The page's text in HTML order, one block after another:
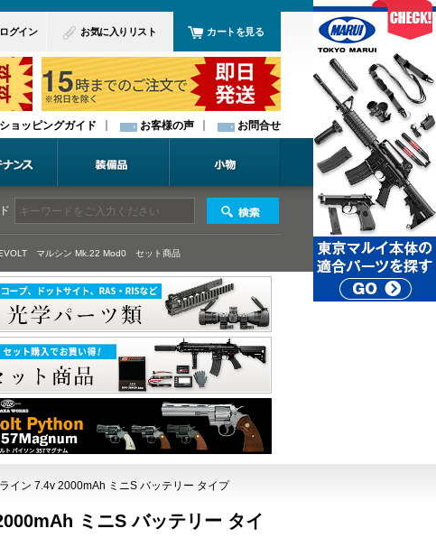
グイン お気に入りリスト カートを見る
ショッピングガイド お客様の声 お問合せ
マルシン Mk.22 Mod0 セット商品
イン 7.4v 2000mAh ミニS バッテリー タイプ
ミニS バッテリー タイ